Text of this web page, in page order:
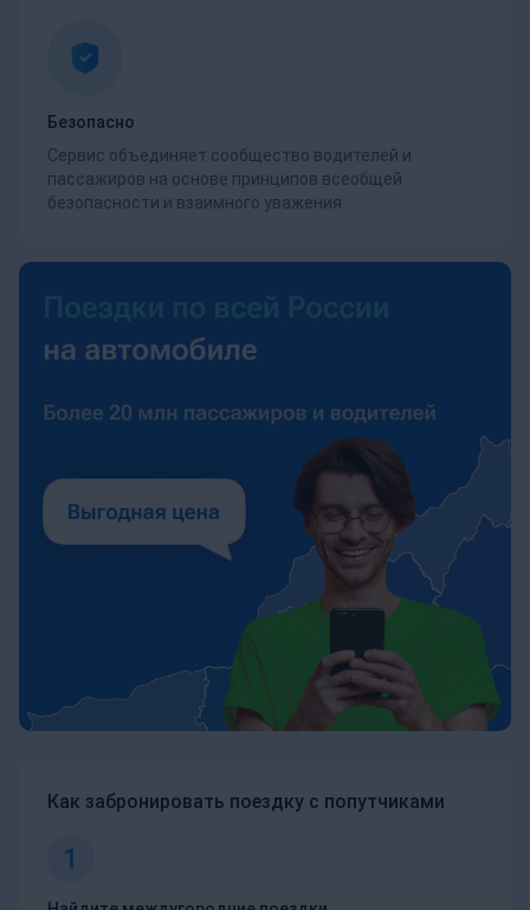
Безопасно
Сервис объединяет сообщество водителей и
пассажиров на основе принципов всеобщей
безопасности и взаимного уважения.
Как забронировать поездку с попутчиками
1